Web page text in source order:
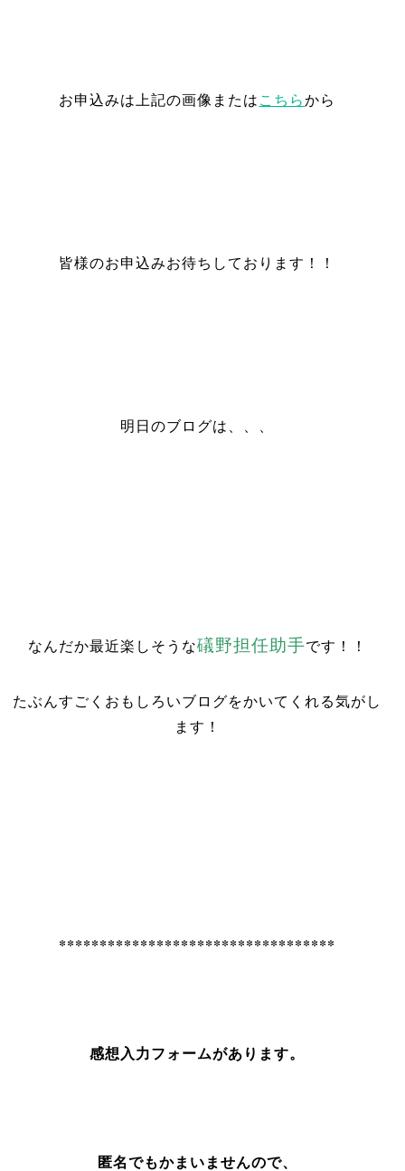
お申込みは上記の画像または こちらから
皆様のお申込みお待ちしております！！
明日のブログは、、、
なんだか最近楽しそうな礒野担任助手です！！
たぶんすごくおもしろいブログをかいてくれる気がし
ます！
**********************************
感想入力フォームがあります。
匿名でもかまいませんので、